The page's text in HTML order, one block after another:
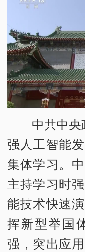
中共中
强人工智能
集体学习。
主持学习时
能技术快速
挥新型举国
强，突出应